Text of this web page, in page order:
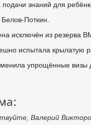
знаний для
Поткин.
исключён из резерва
испытала крылатую
упрощённые визы
Валерий